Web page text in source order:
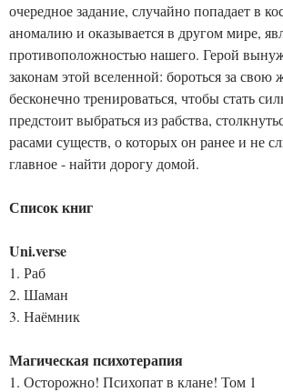
очередное задание, случайно попадает в
аномалию и оказывается в другом мире,
противоположностью нашего. Герой
законам этой вселенной: бороться за свою
бесконечно тренироваться, чтобы стать
предстоит выбраться из рабства,
расами существ, о которых он ранее и не
главное - найти дорогу домой.
Список книг
Uni.verse
1. Раб
2. Шаман
3. Наёмник
Магическая психотерапия
1. Осторожно! Психопат в клане! Том 1